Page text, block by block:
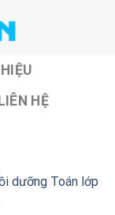
LIÊN HỆ
dưỡng Toán lớp